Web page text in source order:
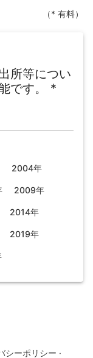
（* 有料）
所等につい
です。
*
2004年
2009年
2014年
2019年
シーポリシー ·